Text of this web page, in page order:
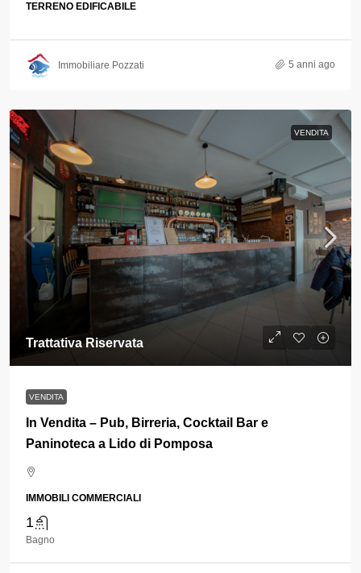
TERRENO EDIFICABILE
Immobiliare Pozzati 5 anni ago
VENDITA
Trattativa Riservata
VENDITA
In Vendita – Pub, Birreria, Cocktail Bar e
Paninoteca a Lido di Pomposa
IMMOBILI COMMERCIALI
1
Bagno